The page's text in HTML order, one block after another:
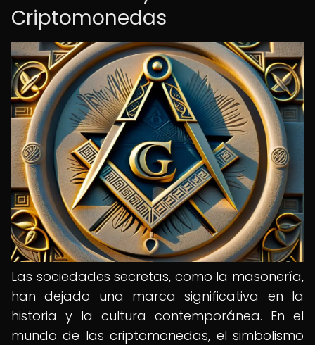
Criptomonedas
Las sociedades secretas, como la masonería,
han dejado una marca significativa en la
historia y la cultura contemporánea. En el
mundo de las criptomonedas, el simbolismo